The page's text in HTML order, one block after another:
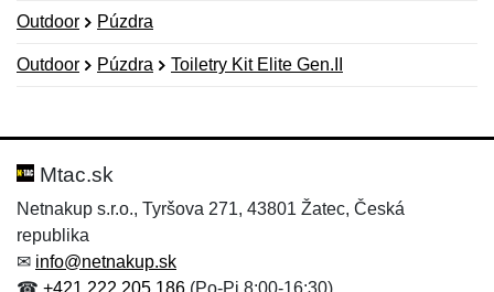
Outdoor Púzdra
Outdoor Púzdra Toiletry Kit Elite Gen.II
Hodnotenie:
Meno:*
Meno:
E-mail:*
Mtac.sk
Netnakup s.r.o., Tyršova 271, 43801 Žatec, Česká
republika
✉ info@netnakup.sk
☎ +421 222 205 186 (Po-Pi 8:00-16:30)